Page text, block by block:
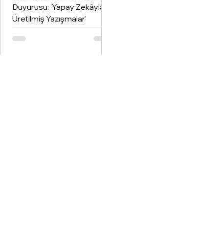
Duyurusu: 'Yapay Zekâyla
Üretilmiş Yazışmalar'